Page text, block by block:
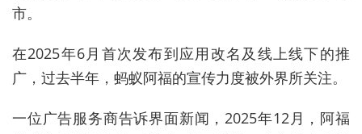
市。
在2025年6月首次发布到应用改名及线上线下的推
广，过去半年，蚂蚁阿福的宣传力度被外界所关注。
一位广告服务商告诉界面新闻，2025年12月，阿福